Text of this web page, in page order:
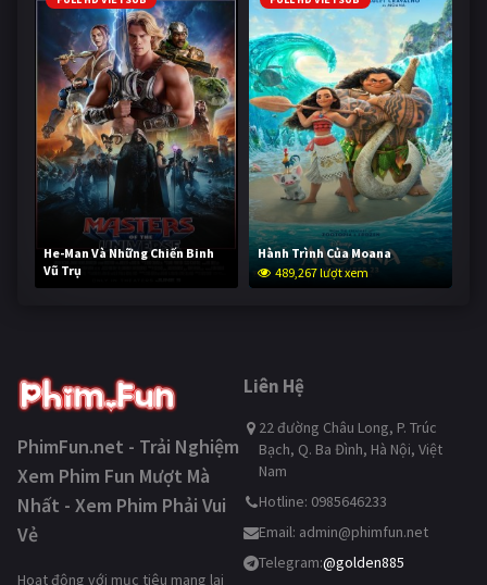
He-Man Và Những Chiến Binh
Vũ Trụ
237,801 lượt xem
Hành Trình Của Moana
489,267 lượt xem
PhimFun.net - Trải Nghiệm
Xem Phim Fun Mượt Mà
Nhất - Xem Phim Phải Vui
Vẻ
Hoạt động với mục tiêu mang lại
Liên Hệ
22 đường Châu Long, P. Trúc
Bạch, Q. Ba Đình, Hà Nội, Việt
Nam
Hotline: 0985646233
Email: admin@phimfun.net
Telegram:@golden885